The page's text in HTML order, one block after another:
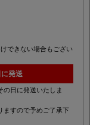
できない場合もござい
発送
日に発送いたしま
ますので予めご了承下